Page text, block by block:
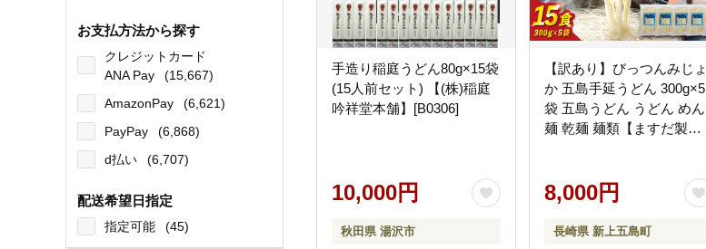
お支払方法から探す
クレジットカード
ANA Pay
(15,667)
AmazonPay
(6,621)
PayPay
(6,868)
d払い
(6,707)
配送希望日指定
指定可能 (45)
手造り稲庭うどん80g×15袋
(15人前セット) 【(株)稲庭
吟祥堂本舗】[B0306]
10,000円
秋田県 湯沢市
【訳あり】びっつんみじょ
か 五島手延うどん 300g×5
袋 五島うどん うどん めん
麺 乾麺 麺類【ますだ製
8,000円
長崎県 新上五島町